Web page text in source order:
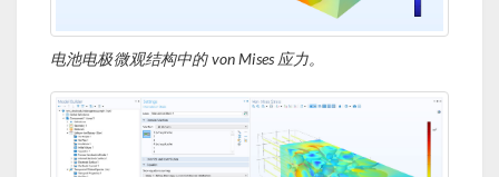
电池电极微观结构中的 von Mises 应力。